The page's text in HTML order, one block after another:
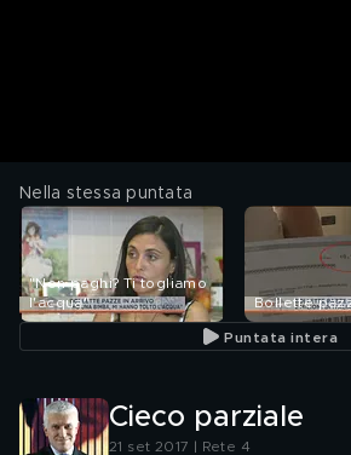
Nella stessa puntata
"Non paghi? Ti togliamo
l'acqua"
Bollette
Puntata intera
Cieco parziale
21 set 2017 | Rete 4